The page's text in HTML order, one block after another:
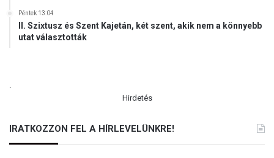
Péntek 13:04
II. Szixtusz és Szent Kajetán, két szent, akik nem a könnyebb
utat választották
Hirdetés
IRATKOZZON FEL A HÍRLEVELÜNKRE!